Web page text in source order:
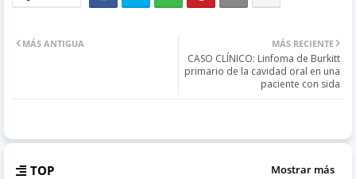
MÁS RECIENTE
CASO CLÍNICO: Linfoma de Burkitt
primario de la cavidad oral en una
paciente con sida
MÁS ANTIGUA
TOP Mostrar más